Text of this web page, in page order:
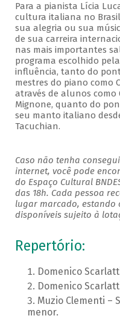
Para a pianista Lícia
cultura italiana no
sua alegria ou sua
de sua carreira
nas mais importantes
programa escolhido
influência, tanto do
mestres do piano como
através de alunos como
Mignone, quanto do
seu manto italiano
Tacuchian.
Caso não tenha
internet, você pode
do Espaço Cultural
das 18h. Cada pessoa
lugar marcado, estando
disponíveis sujeito à
Repertório:
Domenico
Domenico
Muzio Clementi –
menor.